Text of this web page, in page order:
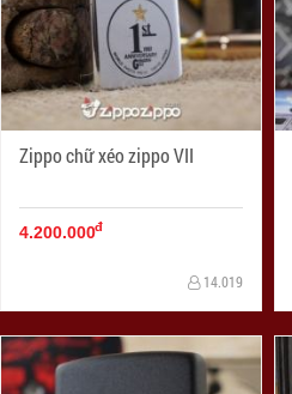
Zippo chữ xéo zippo VII
4.200.000đ
14.019